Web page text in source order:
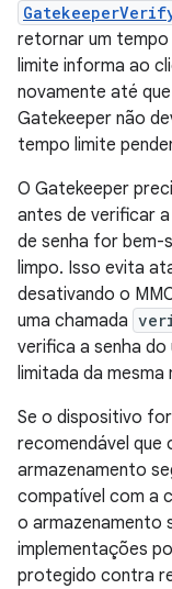
retornar um tempo
limite informa ao
novamente até
Gatekeeper não
tempo limite
O Gatekeeper
antes de verificar
de senha for bem-
limpo. Isso evita
desativando o
uma chamada
verifica a senha
limitada da mesma
Se o dispositivo
recomendável que
armazenamento
compatível com a
o armazenamento
implementações
protegido contra